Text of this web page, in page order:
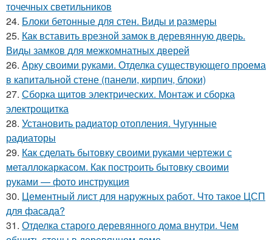
точечных светильников
24. Блоки бетонные для стен. Виды и размеры
25. Как вставить врезной замок в деревянную дверь.
Виды замков для межкомнатных дверей
26. Арку своими руками. Отделка существующего проема
в капитальной стене (панели, кирпич, блоки)
27. Сборка щитов электрических. Монтаж и сборка
электрощитка
28. Установить радиатор отопления. Чугунные
радиаторы
29. Как сделать бытовку своими руками чертежи с
металлокаркасом. Как построить бытовку своими
руками — фото инструкция
30. Цементный лист для наружных работ. Что такое ЦСП
для фасада?
31. Отделка старого деревянного дома внутри. Чем